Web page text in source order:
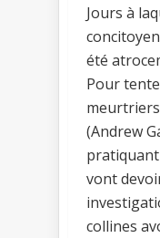
Jours à
été
Pour
(Andrew
vont
collines